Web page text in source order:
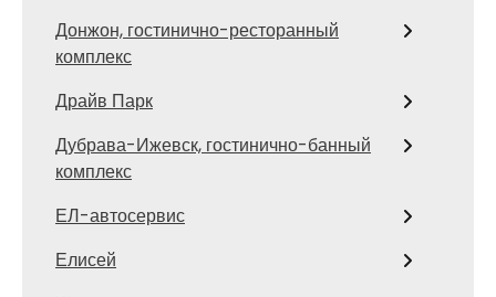
Донжон, гостинично-ресторанный
комплекс
Драйв Парк
Дубрава-Ижевск, гостинично-банный
комплекс
ЕЛ-автосервис
Елисей